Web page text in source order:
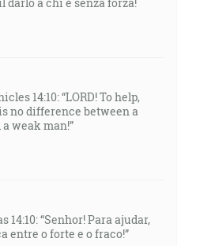
14:10: “LORD! To help,
no difference between a
weak man!”
14:10: “Senhor! Para ajudar,
entre o forte e o fraco!”